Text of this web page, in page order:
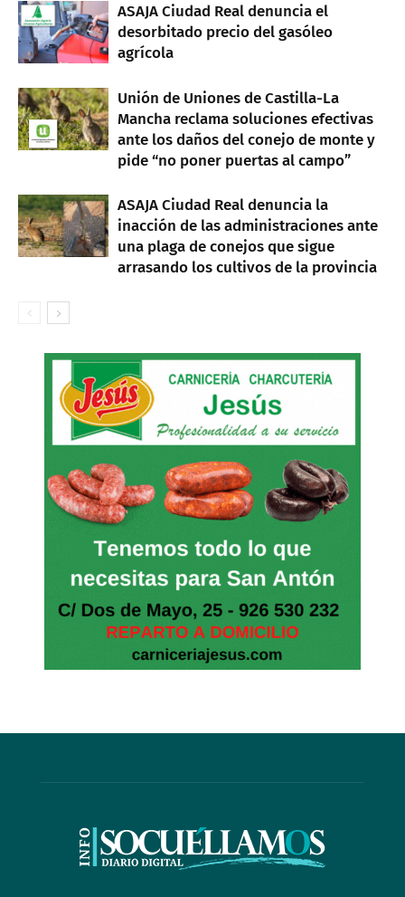
ASAJA Ciudad Real denuncia el
desorbitado precio del gasóleo
agrícola
Unión de Uniones de Castilla-La
Mancha reclama soluciones efectivas
ante los daños del conejo de monte y
pide “no poner puertas al campo”
ASAJA Ciudad Real denuncia la
inacción de las administraciones ante
una plaga de conejos que sigue
arrasando los cultivos de la provincia